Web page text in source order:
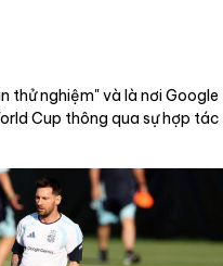
thử nghiệm" và là nơi Google
Cup thông qua sự hợp tác